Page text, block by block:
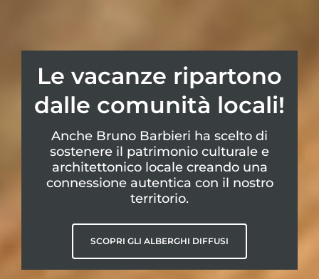
Le vacanze ripartono
dalle comunità locali!
Anche Bruno Barbieri ha scelto di
sostenere il patrimonio culturale e
architettonico locale creando una
connessione autentica con il nostro
territorio.
SCOPRI GLI ALBERGHI DIFFUSI